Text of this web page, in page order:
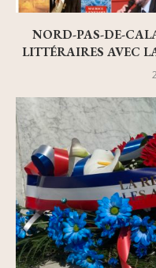
NORD-PAS-DE-
LITTÉRAIRES AVEC